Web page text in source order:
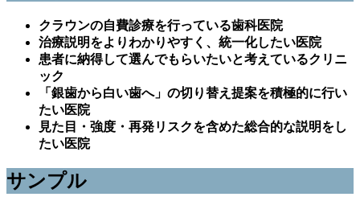
クラウンの自費診療を行っている歯科医院
治療説明をよりわかりやすく、統一化したい医院
患者に納得して選んでもらいたいと考えているクリニ
ック
「銀歯から白い歯へ」の切り替え提案を積極的に行い
たい医院
見た目・強度・再発リスクを含めた総合的な説明をし
たい医院
サンプル